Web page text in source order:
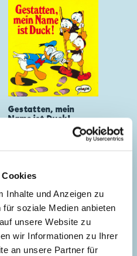
Cookies
Inhalte und Anzeigen zu
soziale Medien anbieten
unsere Website zu
wir Informationen zu Ihrer
an unsere Partner für
Gestatten, mein
Name ist Duck!